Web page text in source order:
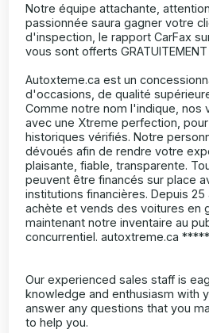
Notre équipe attachante,
passionnée saura gagner votre
d'inspection, le rapport CarFax
vous sont offerts GRATUITEMENT
Autoxteme.ca est un
d'occasions, de qualité
Comme notre nom l'indique, nos
avec une Xtreme perfection,
historiques vérifiés. Notre
dévoués afin de rendre votre
plaisante, fiable, transparente.
peuvent être financés sur place
institutions financières. Depuis
achète et vends des voitures en
maintenant notre inventaire au
concurrentiel. autoxtreme.ca
Our experienced sales staff is
knowledge and enthusiasm with
answer any questions that you
to help you.